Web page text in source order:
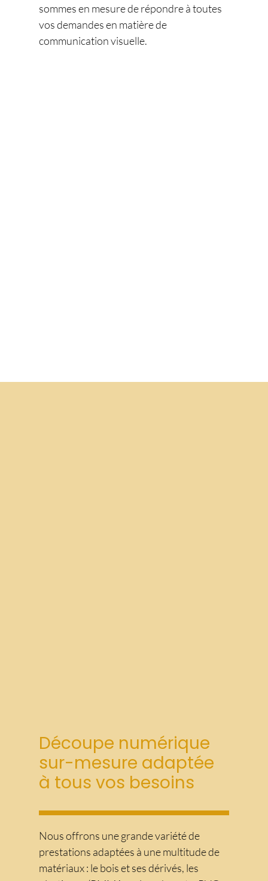
sommes en mesure de répondre à toutes
vos demandes en matière de
communication visuelle.
Découpe numérique
sur-mesure adaptée
à tous vos besoins
Nous offrons une grande variété de
prestations adaptées à une multitude de
matériaux : le bois et ses dérivés, les